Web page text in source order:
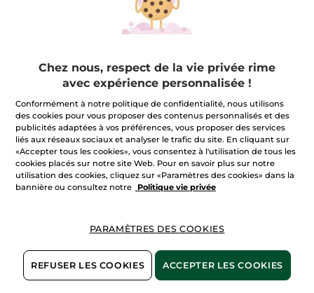
100%
actifs
végétaux
60 hectares de
champs biologiques
Voir plus
Chez nous, respect de la vie privée rime
avec expérience personnalisée !
Conformément à notre politique de confidentialité, nous utilisons
des cookies pour vous proposer des contenus personnalisés et des
publicités adaptées à vos préférences, vous proposer des services
liés aux réseaux sociaux et analyser le trafic du site. En cliquant sur
«Accepter tous les cookies», vous consentez à l'utilisation de tous les
cookies placés sur notre site Web. Pour en savoir plus sur notre
utilisation des cookies, cliquez sur «Paramètres des cookies» dans la
bannière ou consultez notre
Politique vie privée
PARAMÈTRES DES COOKIES
REFUSER LES COOKIES ACCEPTER LES COOKIES